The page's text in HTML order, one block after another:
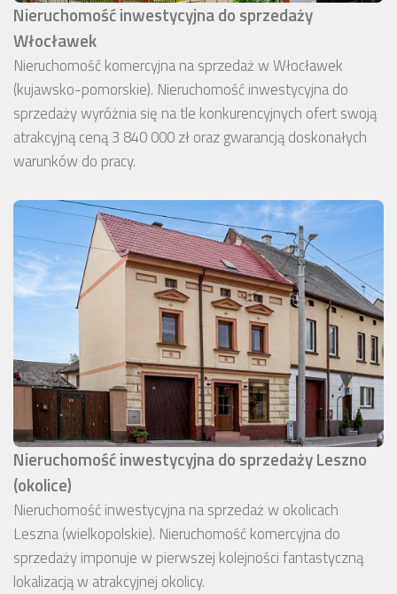
Nieruchomość inwestycyjna do sprzedaży
Włocławek
Nieruchomość komercyjna na sprzedaż w Włocławek
(kujawsko-pomorskie). Nieruchomość inwestycyjna do
sprzedaży wyróżnia się na tle konkurencyjnych ofert swoją
atrakcyjną ceną 3 840 000 zł oraz gwarancją doskonałych
warunków do pracy.
Nieruchomość inwestycyjna do sprzedaży Leszno
(okolice)
Nieruchomość inwestycyjna na sprzedaż w okolicach
Leszna (wielkopolskie). Nieruchomość komercyjna do
sprzedaży imponuje w pierwszej kolejności fantastyczną
lokalizacją w atrakcyjnej okolicy.